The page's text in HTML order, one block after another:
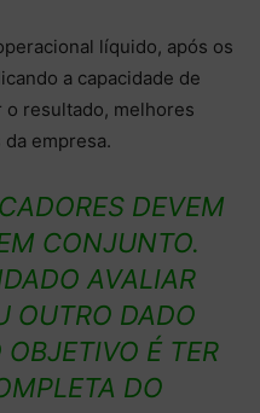
líquido, após os
a capacidade de
o resultado, melhores
empresa.
DEVEM
CONJUNTO.
AVALIAR
OUTRO DADO
É TER
DO